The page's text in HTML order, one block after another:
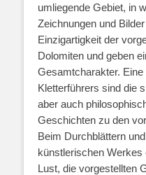
umliegende Gebiet, in
Zeichnungen und
Einzigartigkeit der
Dolomiten und geben
Gesamtcharakter.
Kletterführers sind die
aber auch
Geschichten zu den
Beim Durchblättern
künstlerischen Werkes
Lust, die vorgestellten